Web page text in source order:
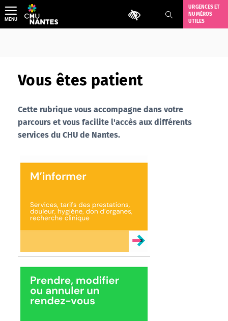
Aller
au
contenu
Outils d'accessibilité
URGENCES ET
NUMÉROS
UTILES
MENU
Vous êtes patient
Cette rubrique vous accompagne dans votre
parcours et vous facilite l'accès aux différents
services du CHU de Nantes.